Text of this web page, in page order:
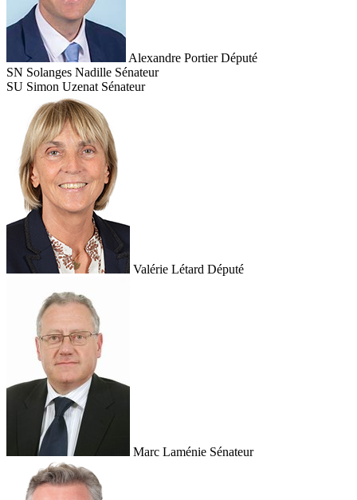
Alexandre Portier Député
SN Solanges Nadille Sénateur
SU Simon Uzenat Sénateur
Valérie Létard Député
Marc Laménie Sénateur